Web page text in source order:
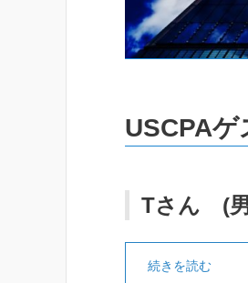
USCPAゲ
Tさん (
続きを読む